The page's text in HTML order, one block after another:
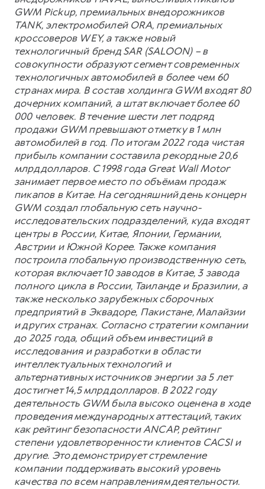
GWM Pickup, премиальных внедорожников
TANK, электромобилей ORA, премиальных
кроссоверов WEY, а также новый
технологичный бренд SAR (SALOON) – в
совокупности образуют сегмент современных
технологичных автомобилей в более чем 60
странах мира. В состав холдинга GWM входят 80
дочерних компаний, а штат включает более 60
000 человек. В течение шести лет подряд
продажи GWM превышают отметку в 1 млн
автомобилей в год. По итогам 2022 года чистая
прибыль компании составила рекордные 20,6
млрд долларов. С 1998 года Great Wall Motor
занимает первое место по объёмам продаж
пикапов в Китае. На сегодняшний день концерн
GWM создал глобальную сеть научно-
исследовательских подразделений, куда входят
центры в России, Китае, Японии, Германии,
Австрии и Южной Корее. Также компания
построила глобальную производственную сеть,
которая включает 10 заводов в Китае, 3 завода
полного цикла в России, Таиланде и Бразилии, а
также несколько зарубежных сборочных
предприятий в Эквадоре, Пакистане, Малайзии
и других странах. Согласно стратегии компании
до 2025 года, общий объем инвестиций в
исследования и разработки в области
интеллектуальных технологий и
альтернативных источников энергии за 5 лет
достигнет 14,5 млрд долларов. В 2022 году
деятельность GWM была высоко оценена в ходе
проведения международных аттестаций, таких
как рейтинг безопасности ANCAP, рейтинг
степени удовлетворенности клиентов CACSI и
другие. Это демонстрирует стремление
компании поддерживать высокий уровень
качества по всем направлениям деятельности.